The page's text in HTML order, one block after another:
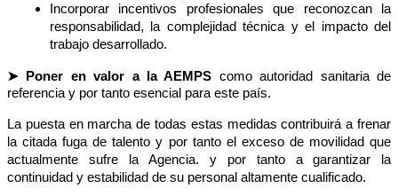
Incorporar incentivos profesionales que reconozcan la
responsabilidad, la complejidad técnica y el impacto del
trabajo desarrollado.
➤ Poner en valor a la AEMPS como autoridad sanitaria de
referencia y por tanto esencial para este país.
La puesta en marcha de todas estas medidas contribuirá a frenar
la citada fuga de talento y por tanto el exceso de movilidad que
actualmente sufre la Agencia. y por tanto a
garantizar la
continuidad y estabilidad de su personal altamente cualificado.